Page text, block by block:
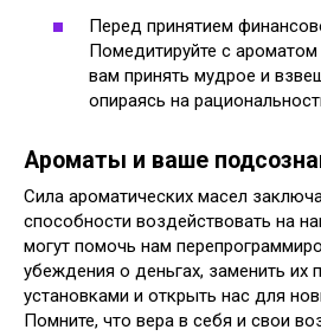
Перед принятием
Помедитируйте с
вам принять мудрое и
опираясь на
Ароматы и ваше
Сила ароматических масел
способности воздействовать на
могут помочь нам
убеждения о деньгах, заменить их
установками и открыть нас для
Помните, что вера в себя и свои